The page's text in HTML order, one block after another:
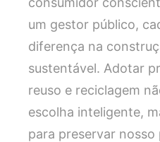
um gestor público,
diferença na
sustentável. Adotar
reuso e reciclagem
escolha inteligente,
para preservar nosso